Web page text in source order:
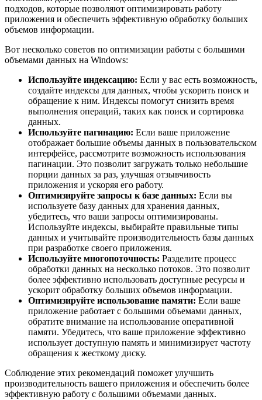
подходов, которые позволяют оптимизировать работу
приложения и обеспечить эффективную обработку больших
объемов информации.
Вот несколько советов по оптимизации работы с большими
объемами данных на Windows:
Используйте индексацию: Если у вас есть возможность,
создайте индексы для данных, чтобы ускорить поиск и
обращение к ним. Индексы помогут снизить время
выполнения операций, таких как поиск и сортировка
данных.
Используйте пагинацию: Если ваше приложение
отображает большие объемы данных в пользовательском
интерфейсе, рассмотрите возможность использования
пагинации. Это позволит загружать только небольшие
порции данных за раз, улучшая отзывчивость
приложения и ускоряя его работу.
Оптимизируйте запросы к базе данных: Если вы
используете базу данных для хранения данных,
убедитесь, что ваши запросы оптимизированы.
Используйте индексы, выбирайте правильные типы
данных и учитывайте производительность базы данных
при разработке своего приложения.
Используйте многопоточность: Разделите процесс
обработки данных на несколько потоков. Это позволит
более эффективно использовать доступные ресурсы и
ускорит обработку больших объемов информации.
Оптимизируйте использование памяти: Если ваше
приложение работает с большими объемами данных,
обратите внимание на использование оперативной
памяти. Убедитесь, что ваше приложение эффективно
использует доступную память и минимизирует частоту
обращения к жесткому диску.
Соблюдение этих рекомендаций поможет улучшить
производительность вашего приложения и обеспечить более
эффективную работу с большими объемами данных.